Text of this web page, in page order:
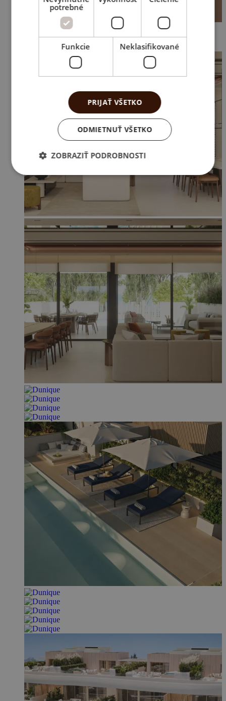
potrebné
Funkcie Neklasifikované
PRIJAŤ VŠETKO
ODMIETNUŤ VŠETKO
ZOBRAZIŤ PODROBNOSTI